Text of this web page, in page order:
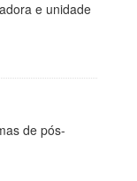
e unidade
de pós-